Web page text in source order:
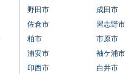
野田市
成田市
佐倉市
習志野市
柏市
市原市
浦安市
袖ケ浦市
印西市
白井市